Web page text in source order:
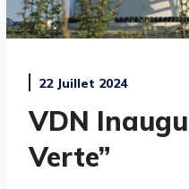
22 Juillet 2024
VDN
Verte”